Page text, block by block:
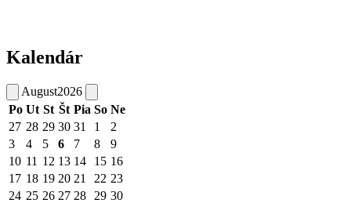
Kalendár
August2026
Po Ut St Št Pia So Ne
27 28 29 30 31 1
2
3
4 5 6 7 8
9
10 11 12 13 14 15 16
17 18 19 20 21 22 23
24 25 26 27 28 29 30